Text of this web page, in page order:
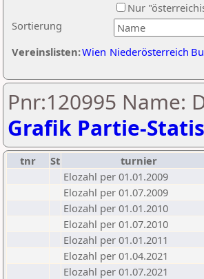
Sortierung
Nur
Vereinslisten:Wien Niederösterreich
Pnr:120995 Name:
Grafik Partie-
tnr St turnier
Elozahl per 01.01.2009
Elozahl per 01.07.2009
Elozahl per 01.01.2010
Elozahl per 01.07.2010
Elozahl per 01.01.2011
Elozahl per 01.04.2021
Elozahl per 01.07.2021